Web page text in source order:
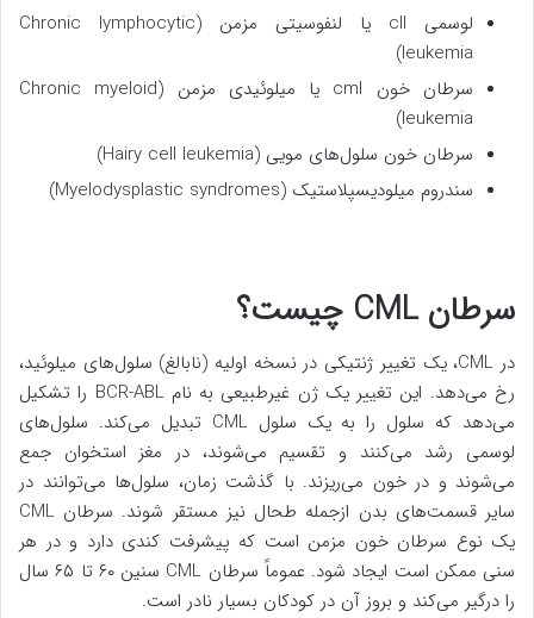
لوسمی cll یا لنفوسیتی مزمن (Chronic lymphocytic
leukemia)
سرطان خون cml یا میلوئیدی مزمن (Chronic myeloid
leukemia)
سرطان خون سلول‌های مویی (Hairy cell leukemia)
سندروم میلودیسپلاستیک (Myelodysplastic syndromes)
سرطان CML چیست؟
در CML، یک تغییر ژنتیکی در نسخه اولیه (نابالغ) سلول‌های میلوئید،
رخ می‌دهد. این تغییر یک ژن غیرطبیعی به نام BCR-ABL را تشکیل
می‌دهد که سلول را به یک سلول CML تبدیل می‌کند. سلول‌های
لوسمی رشد می‌کنند و تقسیم می‌شوند، در مغز استخوان جمع
می‌شوند و در خون می‌ریزند. با گذشت زمان، سلول‌ها می‌توانند در
سایر قسمت‌های بدن ازجمله طحال نیز مستقر شوند. سرطان CML
یک نوع سرطان خون مزمن است که پیشرفت کندی دارد و در هر
سنی ممکن است ایجاد شود. عموماً سرطان CML سنین ۶۰ تا ۶۵ سال
را درگیر می‌کند و بروز آن در کودکان بسیار نادر است.